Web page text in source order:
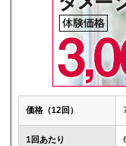
価格（12回）
1回あたり